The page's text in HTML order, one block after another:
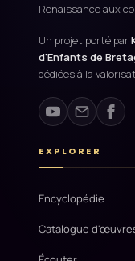
Renaissance aux
Un projet porté par
d'Enfants de
dédiées à la
EXPLORER
Encyclopédie
Catalogue